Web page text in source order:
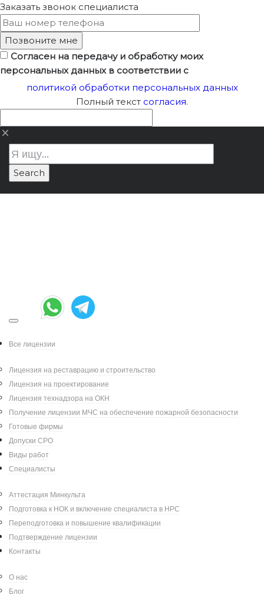
Заказать звонок специалиста
Согласен на передачу и обработку моих
персональных данных в соответствии с
политикой обработки персональных данных
Полный текст согласия.
Все лицензии
Лицензия на реставрацию и строительство
Лицензия на проектирование
Лицензия технадзора на ОКН
Получение лицензии МЧС на обеспечение пожарной безопасности
Готовые фирмы
Допуски СРО
Виды работ
Специалисты
Аттестация Минкульта
Подготовка к НОК и включение специалиста в НРС
Переподготовка и повышение квалификации
Подтверждение лицензии
Контакты
О нас
Блог
О нас
ВНИМАНИЕ! Сайт не является официальным
Основная сфера деятельности - помощь
предпринимателям и организациям в
получении лицензии Минкультуры на
реставрацию:
-стандартная процедура: подготовка, сбор и
получение лицензии;
-ускоренный вариант: приобретение готовой